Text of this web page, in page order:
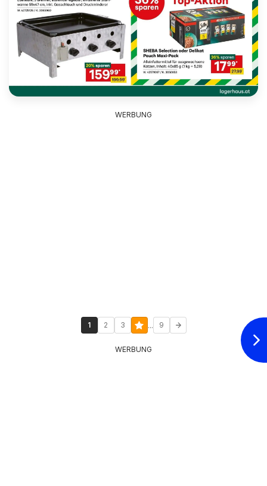
WERBUNG
1 2 3 ... 9
WERBUNG